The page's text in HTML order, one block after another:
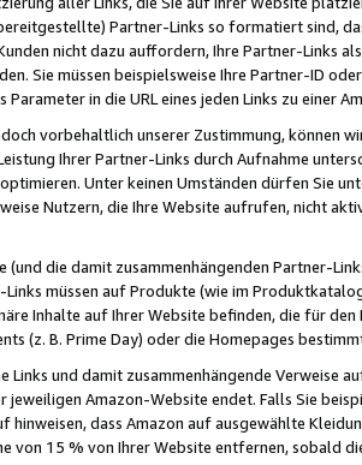
Partner-Links so formatiert sind,
nicht dazu auffordern, Ihre Partner-Links
Sie müssen beispielsweise Ihre Partner-ID
Parameter in die URL eines jeden Links zu einer
vorbehaltlich unserer Zustimmung, können
Ihrer Partner-Links durch Aufnahme
Unter keinen Umständen dürfen Sie
Nutzern, die Ihre Website aufrufen, nicht
(und die damit zusammenhängenden Partner-
müssen auf Produkte (wie im
Inhalte auf Ihrer Website befinden, die für
(z. B. Prime Day) oder die Homepages
Links und damit zusammenhängende
jeweiligen Amazon-Website endet. Falls Sie
hinweisen, dass Amazon auf ausgewählte
von 15 % von Ihrer Website entfernen, sobald